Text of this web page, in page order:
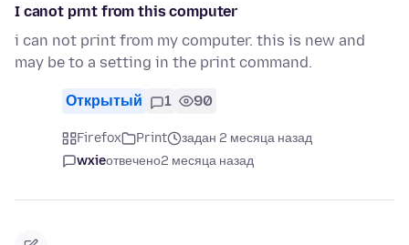
I canot prnt from this computer
i can not print from my computer. this is new and
may be to a setting in the print command.
Открытый 1 90
Firefox Print
задан 2 месяца назад
wxieотвечено2 месяца назад